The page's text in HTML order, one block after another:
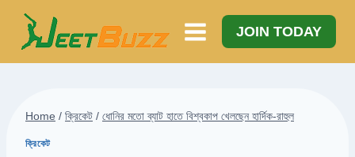
Skip
content
JOIN TODAY
Home / ক্রিকেট / ধোনির মতো ব্যাট হাতে বিশ্বকাপ খেলছেন হার্দিক-রাহুল
ক্রিকেট